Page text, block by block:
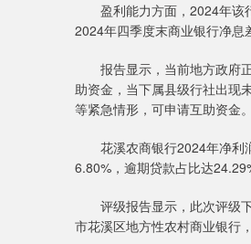
盈利能力方面，2024年该
2024年四季度末商业银行净息
报告显示，当前地方政府正
助资金，当下属县级行社出现
等紧急情形，可申请互助资金。
花溪农商银行2024年净利
6.80%，逾期贷款占比达
评级报告显示，此次评级下
市花溪区地方性农村商业银行